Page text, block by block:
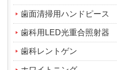
歯面清掃用ハンドピース
歯科用LED光重合照射器
歯科レントゲン